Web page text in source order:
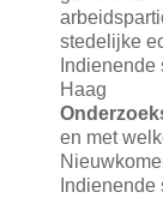
stedelijke
Haag
en met